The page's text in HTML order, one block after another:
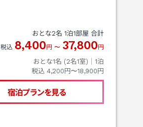
おとな2名 1泊1部屋 合計
税込 8,400 円 〜 37,800 円
おとな1名 (2名1室)｜ 1泊
税込 4,200円〜18,900円
宿泊プランを見る